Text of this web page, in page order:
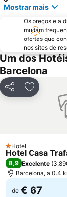
El Born
La Salut
Parque do Forum
Parque da
Montjuïc
Arco do Triunfo
Distrito Sarrià-
Sants-Montjuïc
Universidade de
Mostrar mais
Os preços e a
mudam
ofertas que
nos sites de
Um dos
Barcelona
PartilharAdicionar
1 Estrelas
Hotel
Hotel Casa
8,9 Excelente (
Barcelona, a 0.4
de € 67